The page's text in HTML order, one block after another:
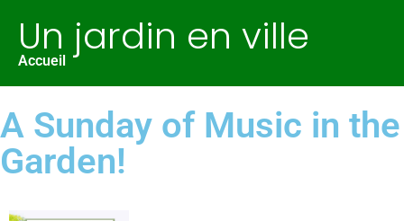
Un jardin en ville
Accueil
A Sunday of Music in the
Garden!